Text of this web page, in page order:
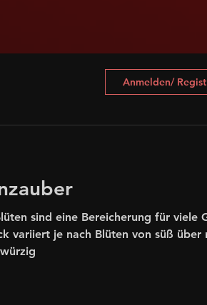
Beeren
Mohn
Anmelden/
sind eine Bereicherung für viele
variiert je nach Blüten von süß über